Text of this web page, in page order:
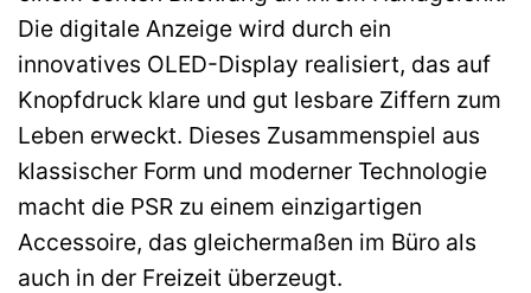
Die digitale Anzeige wird durch ein
innovatives OLED-Display realisiert, das auf
Knopfdruck klare und gut lesbare Ziffern zum
Leben erweckt. Dieses Zusammenspiel aus
klassischer Form und moderner Technologie
macht die PSR zu einem einzigartigen
Accessoire, das gleichermaßen im Büro als
auch in der Freizeit überzeugt.